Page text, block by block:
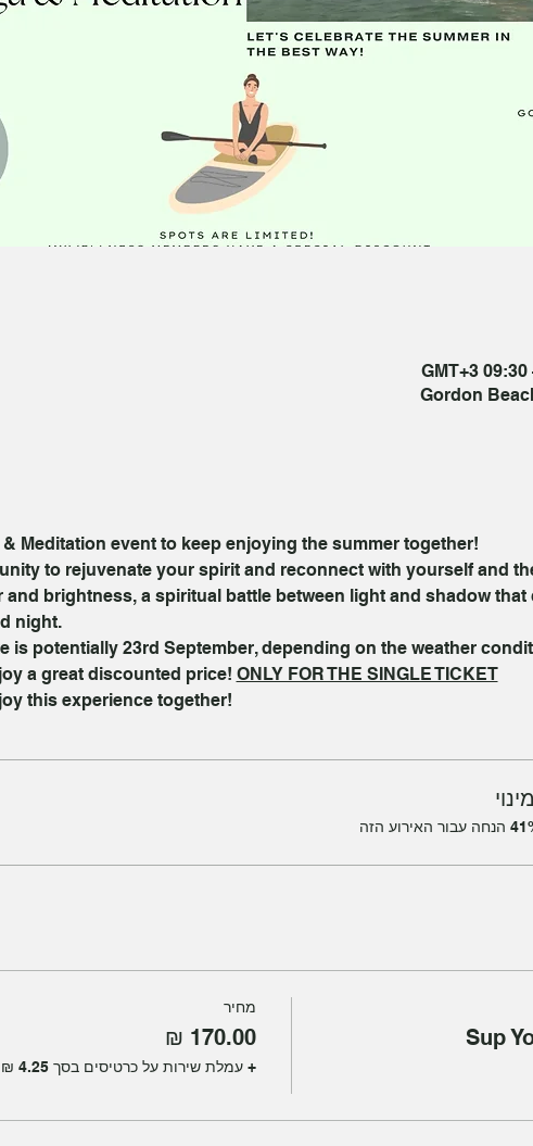
Gordon
& Meditation event to keep enjoying the summer together!
to rejuvenate your spirit and reconnect with yourself and
and brightness, a spiritual battle between light and shadow
night.
is potentially 23rd September, depending on the weather
a great discounted price! ONLY FOR THE SINGLE TICKET
this experience together!
Sup
מחיר
+ עמלת שירות על כרטיסים בסך ‏4.25 ‏₪